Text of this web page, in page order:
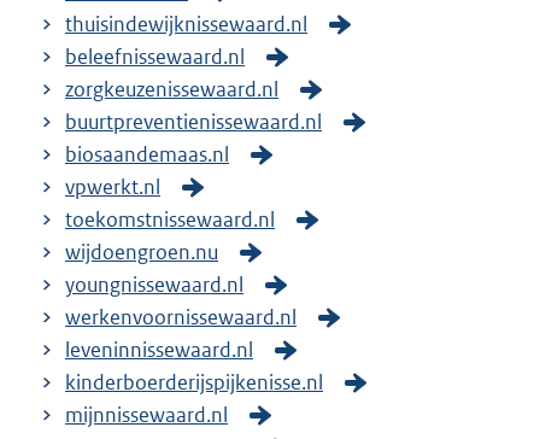
thuisindewijknissewaard.nl
beleefnissewaard.nl
zorgkeuzenissewaard.nl
buurtpreventienissewaard.nl
biosaandemaas.nl
vpwerkt.nl
toekomstnissewaard.nl
wijdoengroen.nu
youngnissewaard.nl
werkenvoornissewaard.nl
leveninnissewaard.nl
kinderboerderijspijkenisse.nl
mijnnissewaard.nl